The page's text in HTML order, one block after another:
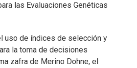
las Evaluaciones Genéticas
uso de índices de selección y
la toma de decisiones
zafra de Merino Dohne, el